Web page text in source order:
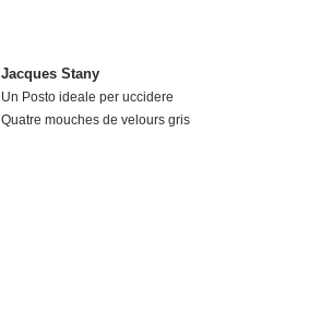
Jacques Stany
Un Posto ideale per uccidere
Quatre mouches de velours gris